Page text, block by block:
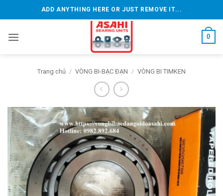
qua
dung
ADD ANYTHING HERE OR JUST REMOVE IT...
0
Trang chủ / VÒNG BI-BẠC ĐẠN / VÒNG BI TIMKEN